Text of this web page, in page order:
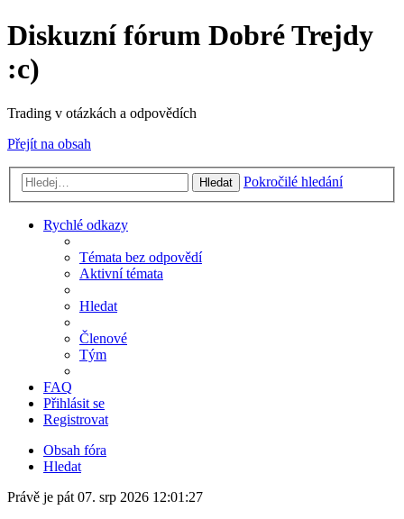
Diskuzní fórum Dobré Trejdy
:c)
Trading v otázkách a odpovědích
Přejít na obsah
Hledat Pokročilé hledání
Rychlé odkazy
Témata bez odpovědí
Aktivní témata
Hledat
Členové
Tým
FAQ
Přihlásit se
Registrovat
Obsah fóra
Hledat
Právě je pát 07. srp 2026 12:01:27